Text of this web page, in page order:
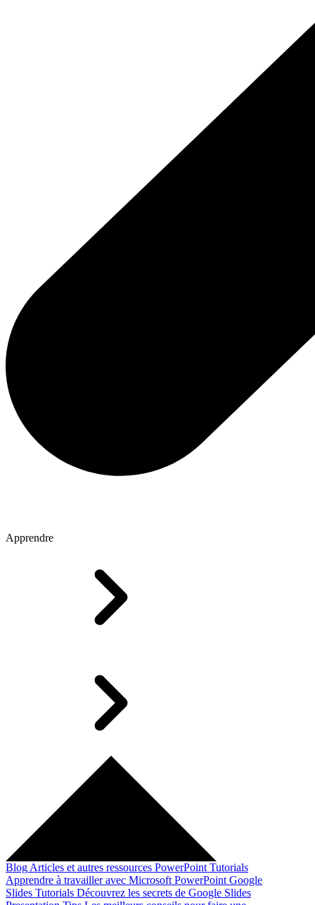
Apprendre
Blog Articles et autres ressources PowerPoint Tutorials
Apprendre à travailler avec Microsoft PowerPoint Google
Slides Tutorials Découvrez les secrets de Google Slides